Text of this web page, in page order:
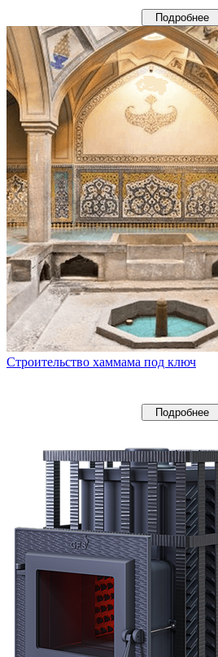
Подробнее
Строительство хаммама под ключ
Подробнее